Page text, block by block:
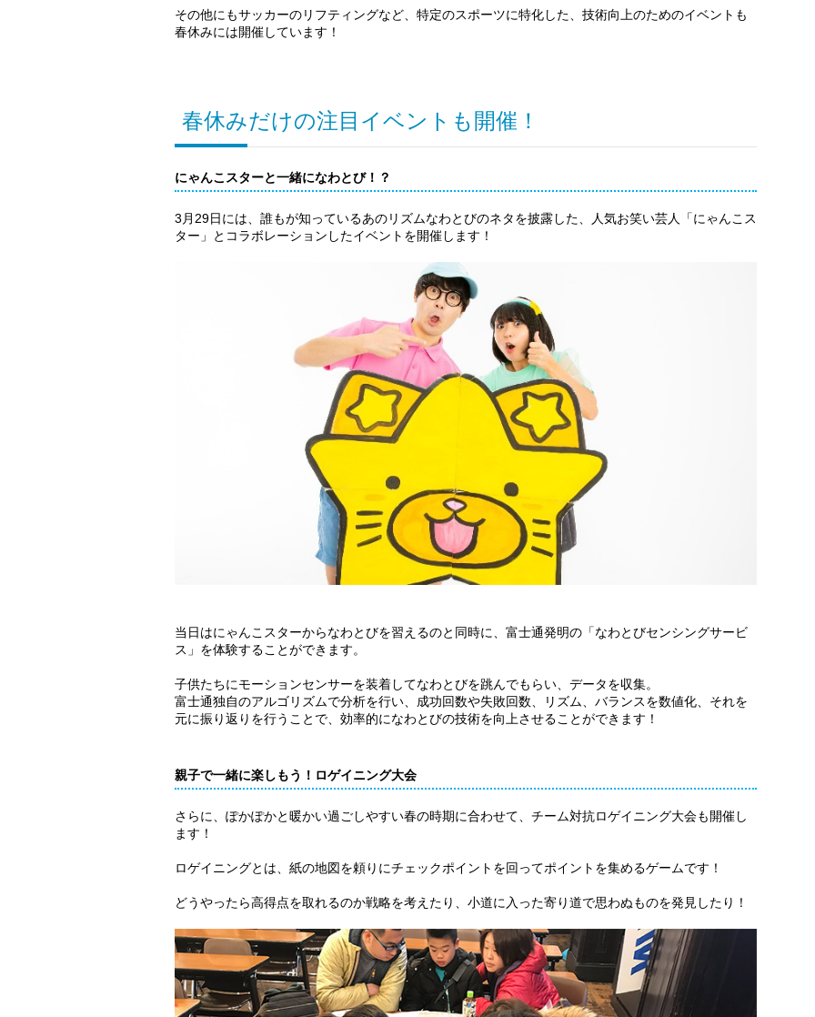
その他にもサッカーのリフティングなど、特定のスポーツに特化した、技術向上のためのイベントも
春休みには開催しています！
春休みだけの注目イベントも開催！
にゃんこスターと一緒になわとび！？
3月29日には、誰もが知っているあのリズムなわとびのネタを披露した、人気お笑い芸人「にゃんこス
ター」とコラボレーションしたイベントを開催します！
当日はにゃんこスターからなわとびを習えるのと同時に、富士通発明の「なわとびセンシングサービ
ス」を体験することができます。
子供たちにモーションセンサーを装着してなわとびを跳んでもらい、データを収集。
富士通独自のアルゴリズムで分析を行い、成功回数や失敗回数、リズム、バランスを数値化、それを
元に振り返りを行うことで、効率的になわとびの技術を向上させることができます！
親子で一緒に楽しもう！ロゲイニング大会
さらに、ぽかぽかと暖かい過ごしやすい春の時期に合わせて、チーム対抗ロゲイニング大会も開催し
ます！
ロゲイニングとは、紙の地図を頼りにチェックポイントを回ってポイントを集めるゲームです！
どうやったら高得点を取れるのか戦略を考えたり、小道に入った寄り道で思わぬものを発見したり！